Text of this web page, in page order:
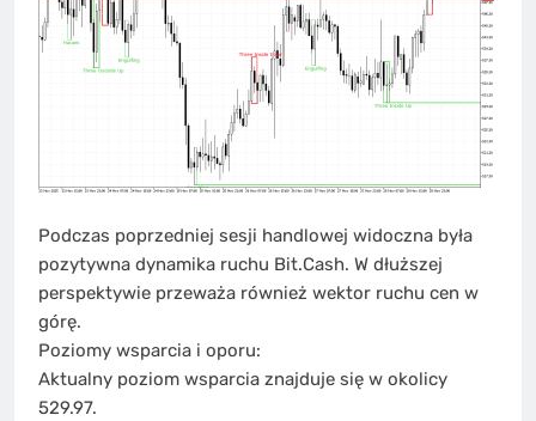
Podczas poprzedniej sesji handlowej widoczna była
pozytywna dynamika ruchu Bit.Cash. W dłuższej
perspektywie przeważa również wektor ruchu cen w
górę.
Poziomy wsparcia i oporu:
Aktualny poziom wsparcia znajduje się w okolicy
529.97.